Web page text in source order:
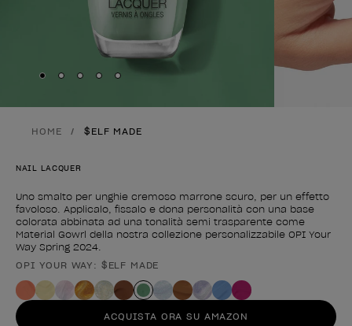
Skip to slide
Skip to slide
Skip to slide
Skip to slide
Skip to slide
HOME $ELF MADE
NAIL LACQUER
Uno smalto per unghie cremoso marrone scuro, per un effetto
favoloso. Applicalo, fissalo e dona personalità con una base
colorata abbinata ad una tonalità semi trasparente come
Material Gowrl della nostra collezione personalizzabile OPI Your
Way Spring 2024.
Forma del prodotto
OPI YOUR WAY: $ELF MADE
ACQUISTA ORA SU AMAZON